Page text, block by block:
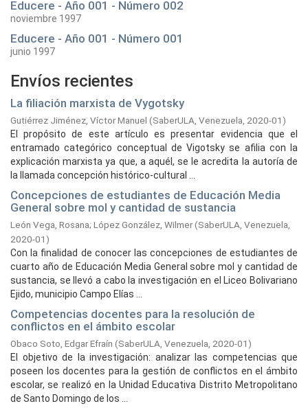
Educere - Año 001 - Número 002
noviembre 1997
Educere - Año 001 - Número 001
junio 1997
Envíos recientes
La filiación marxista de Vygotsky
Gutiérrez Jiménez, Víctor Manuel (SaberULA, Venezuela, 2020-01)
El propósito de este artículo es presentar evidencia que el
entramado categórico conceptual de Vigotsky se afilia con la
explicación marxista ya que, a aquél, se le acredita la autoría de
la llamada concepción histórico-cultural ...
Concepciones de estudiantes de Educación Media
General sobre mol y cantidad de sustancia
León Vega, Rosana; López González, Wilmer(SaberULA, Venezuela,
2020-01)
Con la finalidad de conocer las concepciones de estudiantes de
cuarto año de Educación Media General sobre mol y cantidad de
sustancia, se llevó a cabo la investigación en el Liceo Bolivariano
Ejido, municipio Campo Elías ...
Competencias docentes para la resolución de
conflictos en el ámbito escolar
Obaco Soto, Edgar Efraín (SaberULA, Venezuela, 2020-01)
El objetivo de la investigación: analizar las competencias que
poseen los docentes para la gestión de conflictos en el ámbito
escolar, se realizó en la Unidad Educativa Distrito Metropolitano
de Santo Domingo de los ...